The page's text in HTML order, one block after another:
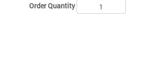
Order Quantity